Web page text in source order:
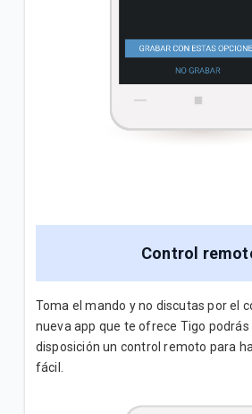
Control
Toma el mando y no discutas por el
nueva app que te ofrece Tigo
disposición un control remoto para
fácil.